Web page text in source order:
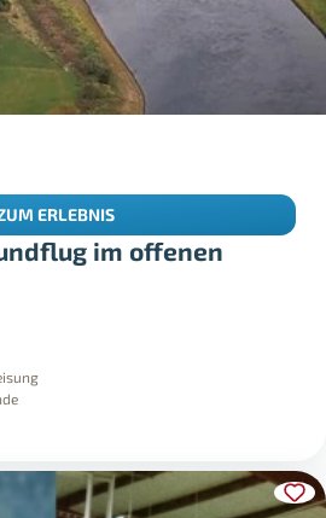
im offenen
ERLEBNIS